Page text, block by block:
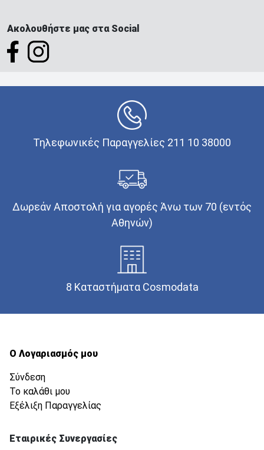
Ακολουθήστε μας στα Social
Τηλεφωνικές Παραγγελίες 211 10 38000
Δωρεάν Αποστολή για αγορές Άνω των 70 (εντός
Αθηνών)
8 Καταστήματα Cosmodata
Ο Λογαριασμός μου
Σύνδεση
Το καλάθι μου
Εξέλιξη Παραγγελίας
Εταιρικές Συνεργασίες